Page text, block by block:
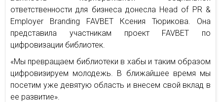
ответственности для бизнеса донесла Head of PR &
Employer Branding FAVBET Ксения Тюрикова. Она
представила участникам проект FAVBET по
цифровизации библиотек.
«Мы превращаем библиотеки в хабы и таким образом
цифровизируем молодежь. В ближайшее время мы
посетим уже девятую область и внесем свой вклад в
ее развитие».